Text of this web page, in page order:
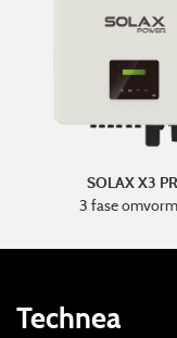
SOLAX X3
3 fase
Technea